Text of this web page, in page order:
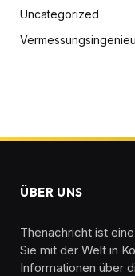
Uncategorized
ÜBER UNS
Thenachricht ist
Sie mit der Welt in
Informationen über